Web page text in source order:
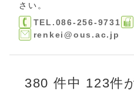
さい。
TEL.086-256-9731
renkei@ous.ac.jp
380 件中 123件
名前